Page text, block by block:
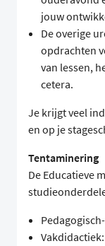
jouw
De overige
opdrachten
van lessen,
cetera.
Je krijgt veel
en op je
Tentaminering
De Educatieve
Vakdidactiek: